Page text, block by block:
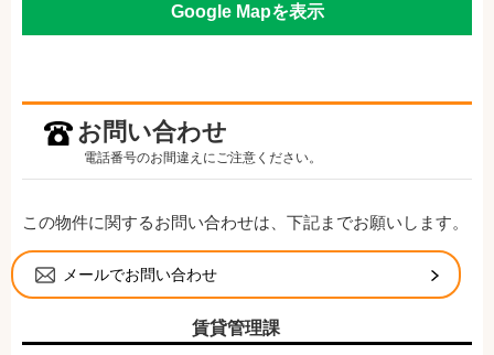
Google Mapを表示
お問い合わせ
電話番号のお間違えにご注意ください。
この物件に関するお問い合わせは、下記までお願いします。
メールでお問い合わせ
賃貸管理課